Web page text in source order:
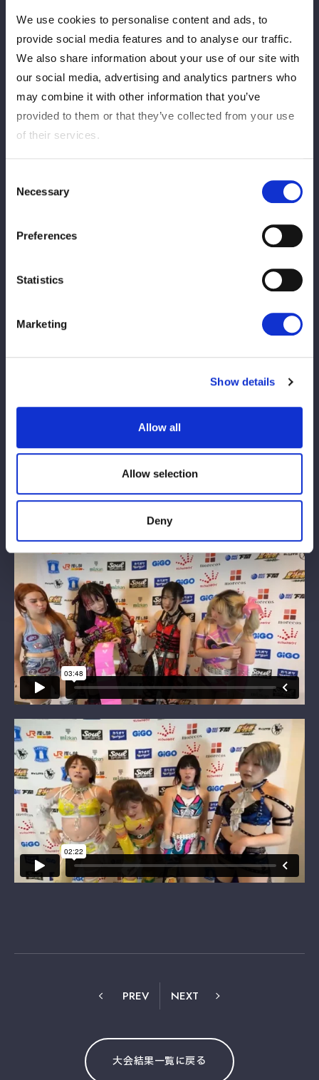
We use cookies to personalise content and ads, to
provide social media features and to analyse our traffic.
We also share information about your use of our site with
our social media, advertising and analytics partners who
may combine it with other information that you’ve
provided to them or that they’ve collected from your use
of their services.
Selection
Necessary
Preferences
Statistics
Marketing
Show details
Allow all
Allow selection
Deny
タバタが、なつぽい＆安納サオリ＆さくらあや＆金屋あんねと対
戦。4・26横アリで一騎打ちする伊藤となつぽいが激しい攻防を
繰り広げる中、最後はタバタがブルボ・ゲレーロで金屋に勝利を
よ」とマイクアピールしたなつぽいは、修復されたばかりの「か
わいい・オブ・かわいい」ベルトを奪い、またもビリビリに引き
PREV NEXT
大会結果一覧に戻る